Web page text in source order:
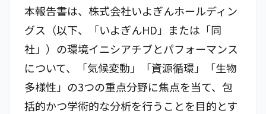
本報告書は、株式会社いよぎんホールディン
グス（以下、「いよぎんHD」または「同
社」）の環境イニシアチブとパフォーマンス
について、「気候変動」「資源循環」「生物
多様性」の3つの重点分野に焦点を当て、包
括的かつ学術的な分析を行うことを目的とす